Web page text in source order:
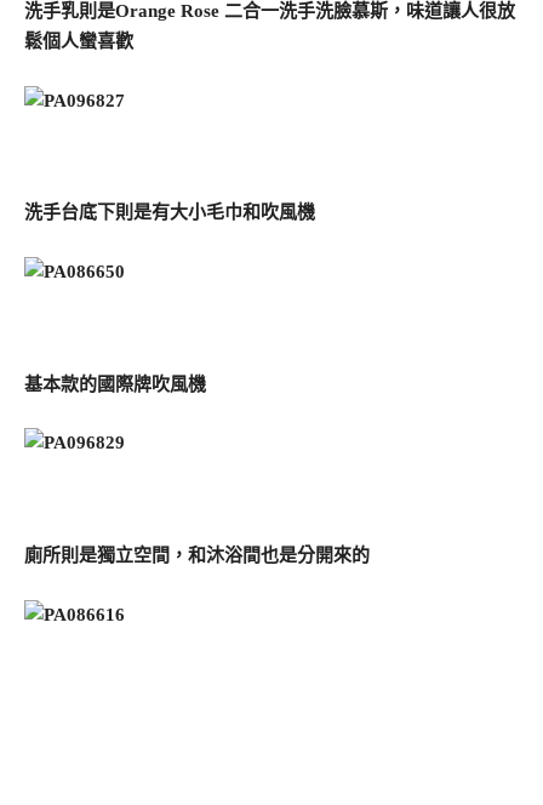
洗手乳則是Orange Rose 二合一洗手洗臉慕斯，味道讓人很放
鬆個人蠻喜歡
洗手台底下則是有大小毛巾和吹風機
基本款的國際牌吹風機
廁所則是獨立空間，和沐浴間也是分開來的